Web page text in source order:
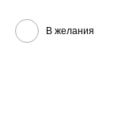
В желания